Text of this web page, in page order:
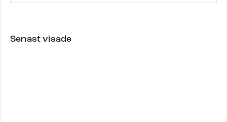
Senast visade